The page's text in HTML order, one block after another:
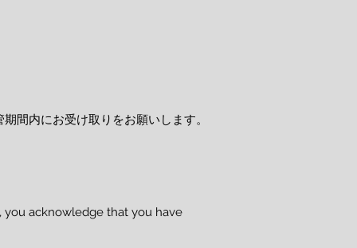
間内にお受け取りをお願いします。
you acknowledge that you have